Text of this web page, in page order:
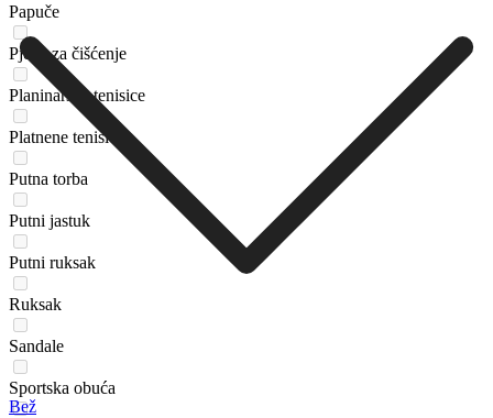
Papuče
Pjena za čišćenje
Planinarske tenisice
Platnene tenisice
Putna torba
Putni jastuk
Putni ruksak
Ruksak
Sandale
Sportska obuća
Bež